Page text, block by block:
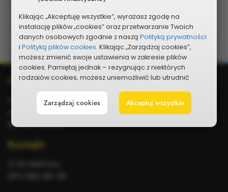
Udostępnij
na
Facebooku
Udostępnij
na
portalu
X
Udostępnij
w
Messengerze
Udostępnij
na
WhatsApp
Udostępnij
w wiadomości
link
Dodatkowe
informacje
Adres
Urząd Miejski w Suwałkach
ul. Mickiewicza 1
16-400 Suwalki
Kontakt
Klikając „Akceptuję wszystkie”, wyrażasz zgodę na
instalację plików „cookies” oraz przetwarzanie Twoich
danych osobowych zgodnie z nasząPolityką prywatności
iPolityką plików cookies. Klikając „Zarządzaj cookies”,
możesz zmienić swoje ustawienia w zakresie plików
cookies. Pamiętaj jednak – rezygnując z niektórych
rodzajów cookies, możesz uniemożliwić lub utrudnić
Możesz cofnąć lub zmienić zgody w dowolnym
momencie. Wystarczy, że wybierzesz „Ustawienia plików
Zarządzaj cookies Akceptuj wszystkie